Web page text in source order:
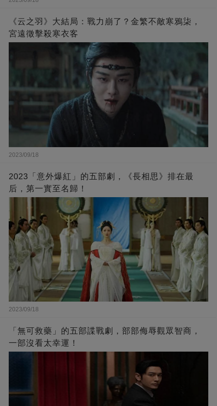
《云之羽》大結局：戰力崩了？金繁不敵寒鴉柒，
宮遠徵擊殺寒衣客
2023/09/18
2023「意外爆紅」的五部劇，《長相思》排在最
后，第一實至名歸！
2023/09/18
「無可救藥」的五部諜戰劇，部部侮辱觀眾智商，
一部沒看太幸運！